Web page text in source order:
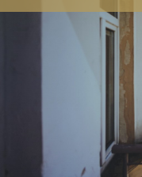
Liczba pokoi do